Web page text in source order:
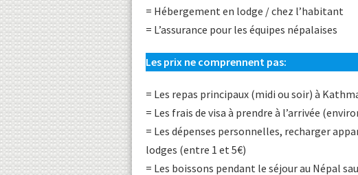
= Hébergement en lodge / chez l’habitant
= L’assurance pour les équipes népalaises
Les prix ne comprennent pas:
= Les repas principaux (midi ou soir) à
= Les frais de visa à prendre à l’arrivée
= Les dépenses personnelles, recharger
lodges (entre 1 et 5€)
= Les boissons pendant le séjour au Népal